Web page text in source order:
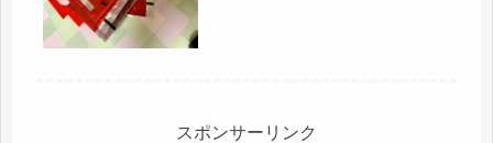
スポンサーリンク